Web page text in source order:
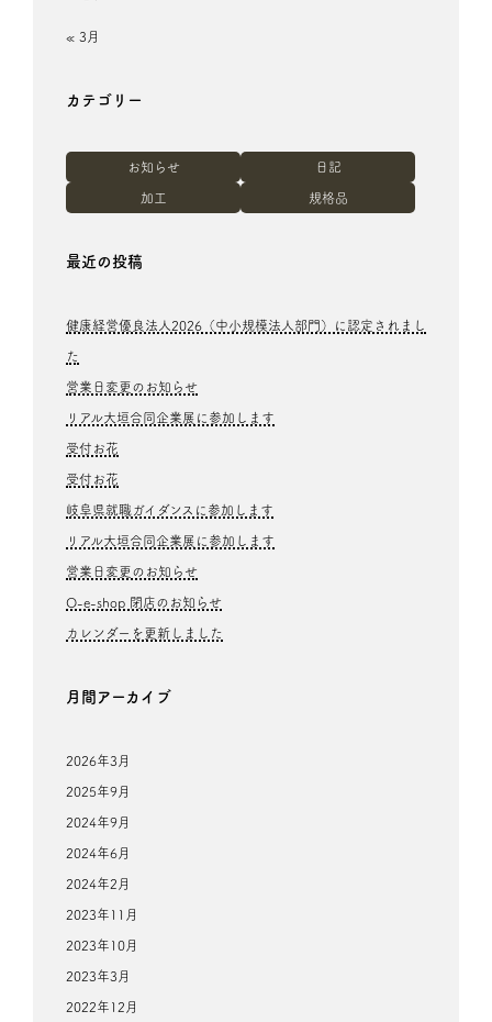
« 3月
カテゴリー
お知らせ 日記
加工 規格品
最近の投稿
健康経営優良法人2026（中小規模法人部門）に認定されまし
た
営業日変更のお知らせ
リアル大垣合同企業展に参加します
受付お花
受付お花
岐阜県就職ガイダンスに参加します
リアル大垣合同企業展に参加します
営業日変更のお知らせ
O-e-shop 閉店のお知らせ
カレンダーを更新しました
月間アーカイブ
2026年3月
2025年9月
2024年9月
2024年6月
2024年2月
2023年11月
2023年10月
2023年3月
2022年12月